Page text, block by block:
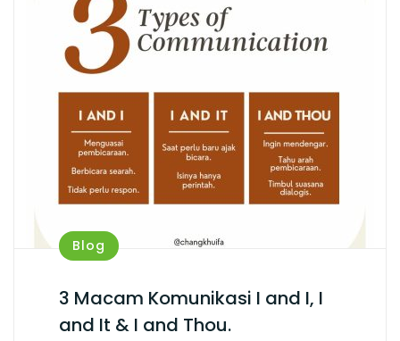
Blog
3 Macam Komunikasi I and I, I
and It & I and Thou.